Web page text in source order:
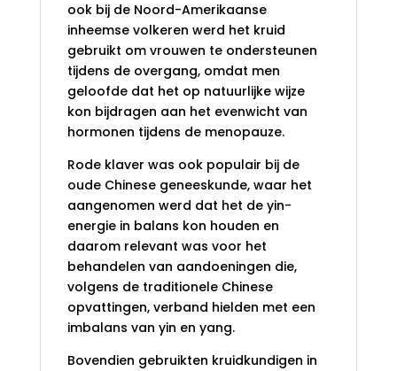
ook bij de Noord-Amerikaanse
inheemse volkeren werd het kruid
gebruikt om vrouwen te ondersteunen
tijdens de overgang, omdat men
geloofde dat het op natuurlijke wijze
kon bijdragen aan het evenwicht van
hormonen tijdens de menopauze.
Rode klaver was ook populair bij de
oude Chinese geneeskunde, waar het
aangenomen werd dat het de yin-
energie in balans kon houden en
daarom relevant was voor het
behandelen van aandoeningen die,
volgens de traditionele Chinese
opvattingen, verband hielden met een
imbalans van yin en yang.
Bovendien gebruikten kruidkundigen in